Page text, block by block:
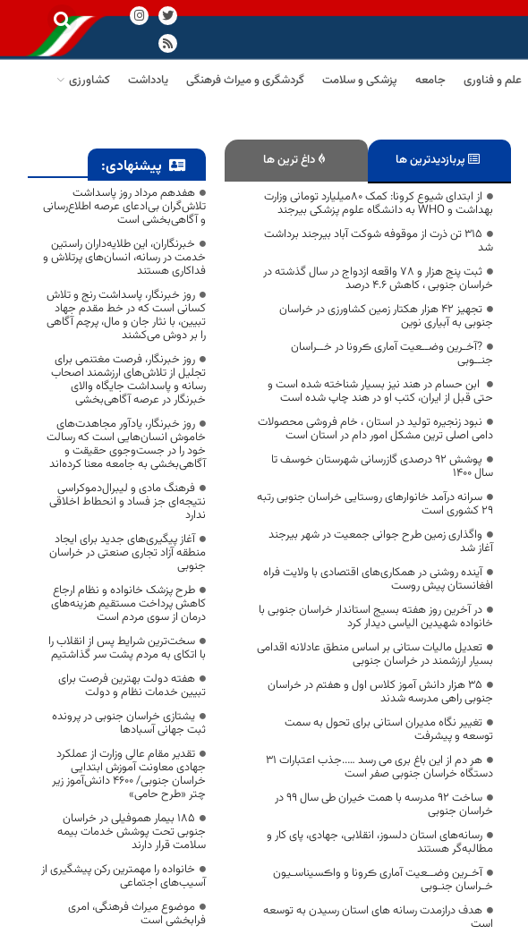
علم و فناوری جامعه پزشکی و سلامت گردشگری و میراث فرهنگی یادداشت
کشاورزی
پربازدیدترین ها داغ ترین ها
از ابتدای شیوع کرونا: کمک ۸۰میلیارد تومانی وزارت
بهداشت و WHO به دانشگاه علوم پزشکی بیرجند
315 تن ذرت از موقوفه شوکت آباد بیرجند برداشت
شد
ثبت پنج هزار و ۷۸ واقعه ازدواج در سال گذشته در
خراسان جنوبی ، کاهش ۴.۶ درصد
تجهیز ۴۲ هزار هکتار زمین کشاورزی در خراسان
جنوبی به آبیاری نوین
?آخـرین وضــعیت آماری ڪرونا در خــراسان
جنــوبی
ابن حسام در هند نیز بسیار شناخته شده است و
حتی قبل از ایران، کتب او در هند چاپ شده است‌
نبود زنجیره تولید در استان ، خام فروشی محصولات
دامی اصلی ترین مشکل امور دام در استان است
پوشش ۹۲ درصدی گازرسانی شهرستان خوسف تا
سال ۱۴۰۰
سرانه درآمد خانوارهای روستایی خراسان جنوبی رتبه
۲۹ کشوری است
واگذاری زمین طرح جوانی جمعیت در شهر بیرجند
آغاز شد
آینده روشنی در همکاری‌های اقتصادی با ولایت فراه
افغانستان پیش‌ روست
در آخرین روز هفته بسیج استاندار خراسان جنوبی با
خانواده شهیدین الیاسی دیدار کرد
تعدیل مالیات ستانی بر اساس منطق عادلانه اقدامی
بسیار ارزشمند در خراسان جنوبی
۳۵ هزار دانش آموز کلاس اول و هفتم در خراسان
جنوبی راهی مدرسه شدند
تغییر نگاه مدیران استانی برای تحول به سمت
توسعه و پیشرفت
هر دم از این باغ بری می رسد …..جذب اعتبارات 31
دستگاه خراسان جنوبی صفر است
ساخت ۹۲ مدرسه با همت خیران طی سال ۹۹ در
خراسان جنوبی
رسانه‌های استان دلسوز، انقلابی، جهادی، پای کار و
مطالبه‌گر هستند
آخـرین وضــعیت آماری ڪرونا و واڪسیناسـیون
خـراسان جنـوبی
هدف درازمدت رسانه های استان رسیدن به توسعه
است
پیشنهادی:
هفدهم مرداد روز پاسداشت
تلاش‌گران بی‌ادعای عرصه اطلاع‌رسانی
و آگاهی‌بخشی است
خبرنگاران، این طلایه‌داران راستین
خدمت در رسانه، انسان‌های پرتلاش و
فداکاری هستند
روز خبرنگار، پاسداشت رنج و تلاش
کسانی است که در خط مقدم جهاد
تبیین، با نثار جان و مال، پرچم آگاهی
را بر دوش می‌کشند
روز خبرنگار، فرصت مغتنمی برای
تجلیل از تلاش‌های ارزشمند اصحاب
رسانه و پاسداشت جایگاه والای
خبرنگار در عرصه آگاهی‌بخشی
روز خبرنگار، یادآور مجاهدت‌های
خاموش انسان‌هایی است که رسالت
خود را در جست‌وجوی حقیقت و
آگاهی‌بخشی به جامعه معنا کرده‌اند
فرهنگ مادی و لیبرال‌دموکراسی
نتیجه‌ای جز فساد و انحطاط اخلاقی
ندارد
آغاز پیگیری‌های جدید برای ایجاد
منطقه آزاد تجاری صنعتی در خراسان
جنوبی
طرح پزشک خانواده و نظام ارجاع
کاهش پرداخت مستقیم هزینه‌های
درمان از سوی مردم است
سخت‌ترین شرایط پس از انقلاب را
با اتکای به مردم پشت سر گذاشتیم
هفته دولت بهترین فرصت برای
تبیین خدمات نظام و دولت
یشتازی خراسان جنوبی در پرونده
ثبت جهانی آسبادها
تقدیر مقام عالی وزارت از عملکرد
جهادی معاونت آموزش ابتدایی
خراسان جنوبی/ ۴۶۰۰ دانش‌آموز زیر
چتر «طرح حامی»
۱۸۵ بیمار هموفیلی در خراسان
جنوبی تحت پوشش خدمات بیمه
سلامت قرار دارند
خانواده را مهمترین رکن پیشگیری از
آسیب‌های اجتماعی
موضوع میراث فرهنگی، امری
فرابخشی است